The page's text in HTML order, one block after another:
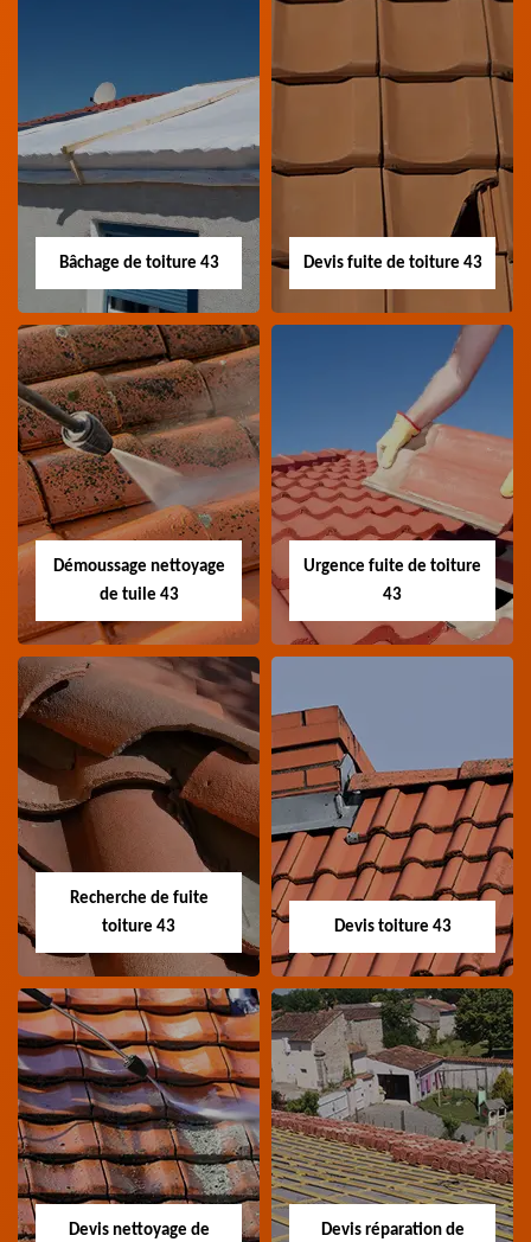
Nettoyage panneau
photovoltaïque 43
Professionnel en
nettoyage panneau
photovoltaïque 43
Devis pose de
gouttière 43
Devis pose de gouttière
43 Haute-Loire
Bâchage de toiture 43
Bâchage de toiture
43
Entreprise bâchage de
toiture 43 Haute-Loire
Devis fuite de toiture 43
Devis fuite de
toiture 43
Devis fuite de toiture 43
Haute-Loire
Démoussage nettoyage
de tuile 43
Démoussage
nettoyage de tuile
Spécialiste en
démoussage et
nettoyage de tuile 43
Haute-Loire
Urgence fuite de toiture
43
Urgence fuite de
toiture 43
Entreprise urgence
fuite de toiture 43
Haute-Loire
Recherche de fuite
toiture 43
Recherche de fuite
toiture 43
Entreprise recherche
fuite de toiture 43
Devis toiture 43
Devis toiture 43
Devis toiture 43 Haute-
Loire
Devis nettoyage de
Devis réparation de